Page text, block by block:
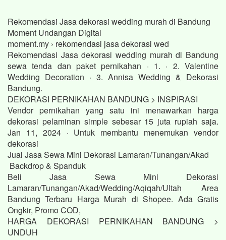
Rekomendasi Jasa dekorasi wedding murah di Bandung
Moment Undangan Digital
moment.my › rekomendasi jasa dekorasi wed
Rekomendasi Jasa dekorasi wedding murah di Bandung
sewa tenda dan paket pernikahan · 1. · 2. Valentine
Wedding Decoration · 3. Annisa Wedding & Dekorasi
Bandung.
DEKORASI PERNIKAHAN BANDUNG > INSPIRASI
Vendor pernikahan yang satu ini menawarkan harga
dekorasi pelaminan simple sebesar 15 juta rupiah saja.
Jan 11, 2024 · Untuk membantu menemukan vendor
dekorasi
Jual Jasa Sewa Mini Dekorasi Lamaran/Tunangan/Akad
Backdrop & Spanduk
Beli Jasa Sewa Mini Dekorasi
Lamaran/Tunangan/Akad/Wedding/Aqiqah/Ultah Area
Bandung Terbaru Harga Murah di Shopee. Ada Gratis
Ongkir, Promo COD,
HARGA DEKORASI PERNIKAHAN BANDUNG >
UNDUH